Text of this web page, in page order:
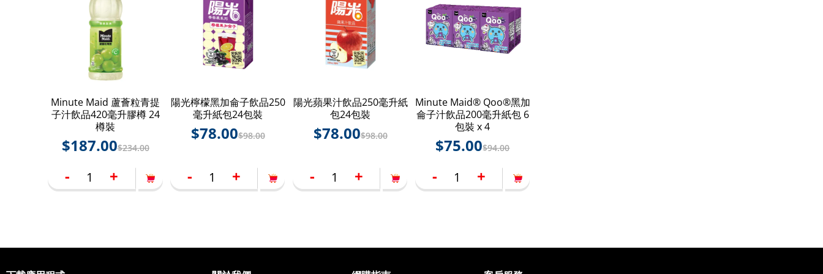
Minute Maid 蘆薈粒青提
子汁飲品420毫升膠樽 24
樽裝
$234.00
$187.00
-
+
陽光檸檬黑加侖子飲品250
毫升紙包24包裝
$98.00
$78.00
- +
陽光蘋果汁飲品250毫升紙
包24包裝
$98.00
$78.00
- +
Minute Maid® Qoo®黑加
侖子汁飲品200毫升紙包 6
包裝 x 4
$94.00
$75.00
-
+